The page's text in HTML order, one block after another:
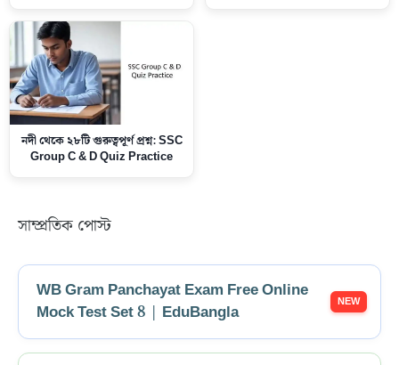
নদী থেকে ২৮টি গুরুত্বপূর্ণ প্রশ্ন: SSC
Group C & D Quiz Practice
সাম্প্রতিক পোস্ট
WB Gram Panchayat Exam Free Online
Mock Test Set 8 | EduBangla